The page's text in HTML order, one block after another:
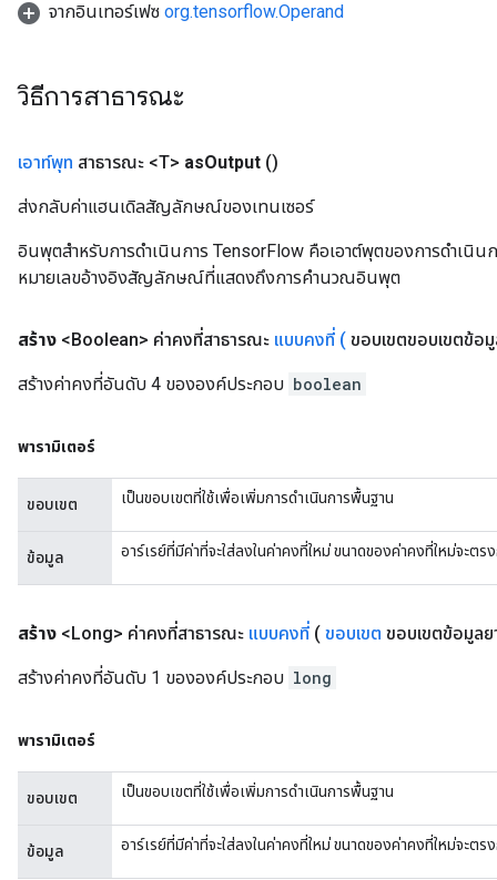
จากอินเทอร์เฟซ org.tensorflow.Operand
วิธีการสาธารณะ
เอาท์พุท สาธารณะ <T> asOutput ()
ส่งกลับค่าแฮนเดิลสัญลักษณ์ของเทนเซอร์
อินพุตสำหรับการดำเนินการ TensorFlow คือเอาต์พุตของการดำเนิน
หมายเลขอ้างอิงสัญลักษณ์ที่แสดงถึงการคำนวณอินพุต
สร้าง <Boolean> ค่าคงที่สาธารณะ แบบคงที่ ( ขอบเขตขอบเขตข้อ
สร้างค่าคงที่อันดับ 4 ขององค์ประกอบ boolean
พารามิเตอร์
ขอบเขต เป็นขอบเขตที่ใช้เพื่อเพิ่มการดำเนินการพื้นฐาน
ข้อมูล อาร์เรย์ที่มีค่าที่จะใส่ลงในค่าคงที่ใหม่ ขนาดของค่าคงที่ใหม่จะตร
สร้าง <Long> ค่าคงที่สาธารณะ แบบคงที่ ( ขอบเขต ขอบเขตข้อมูลย
สร้างค่าคงที่อันดับ 1 ขององค์ประกอบ long
พารามิเตอร์
ขอบเขต เป็นขอบเขตที่ใช้เพื่อเพิ่มการดำเนินการพื้นฐาน
ข้อมูล อาร์เรย์ที่มีค่าที่จะใส่ลงในค่าคงที่ใหม่ ขนาดของค่าคงที่ใหม่จะตร